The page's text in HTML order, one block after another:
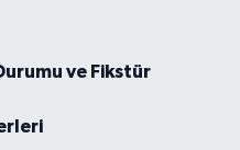
ve Fikstür